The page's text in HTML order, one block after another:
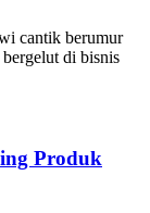
cantik berumur
di bisnis
Produk